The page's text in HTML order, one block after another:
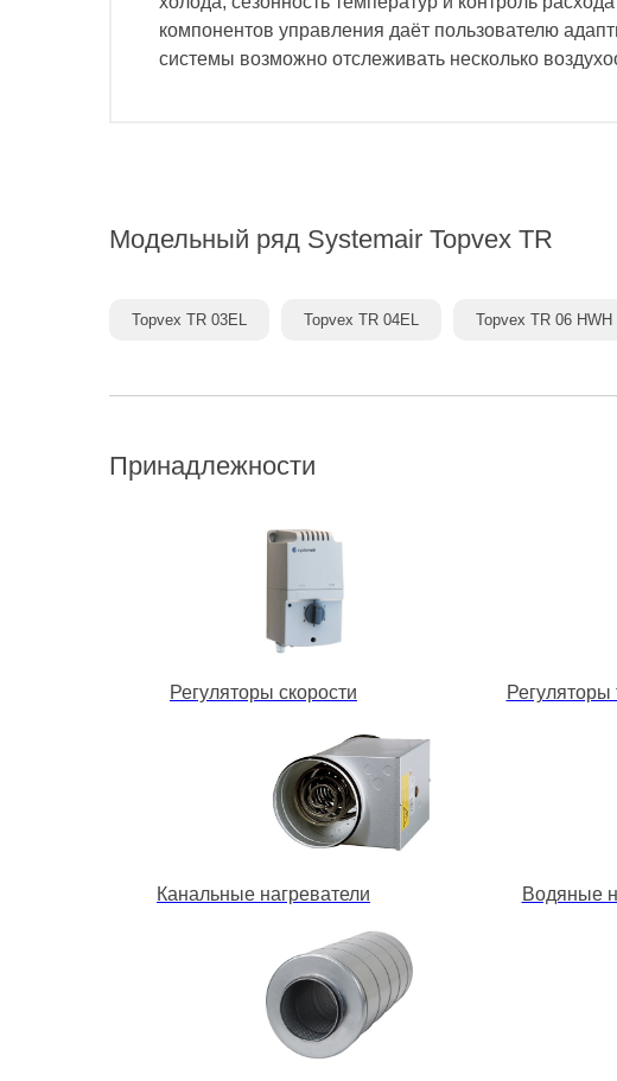
компонентов управления даёт пользователю
системы возможно отслеживать несколько
Модельный ряд Systemair Topvex TR
Topvex TR 03EL Topvex TR 04EL Topvex TR 06 HWH
Принадлежности
Регуляторы скорости
Канальные нагреватели Водяные